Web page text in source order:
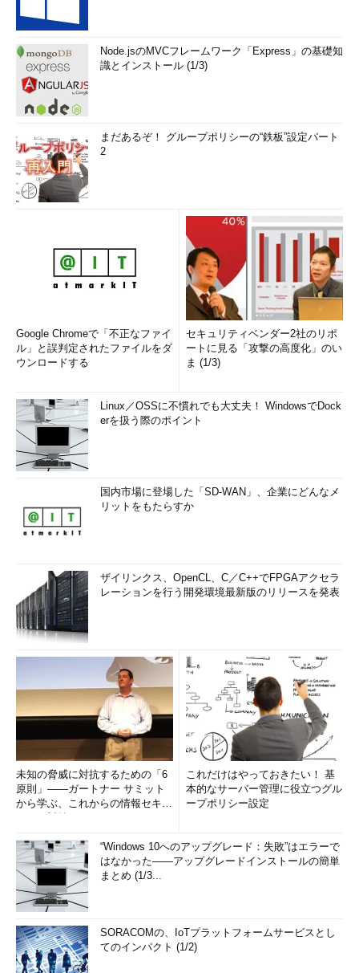
Node.jsのMVCフレームワーク「Express」の基礎知
識とインストール (1/3)
まだあるぞ！ グループポリシーの“鉄板”設定パート
2
Google Chromeで「不正なファイ
ル」と誤判定されたファイルをダ
ウンロードする
セキュリティベンダー2社のリポ
ートに見る「攻撃の高度化」のい
ま (1/3)
Linux／OSSに不慣れでも大丈夫！ WindowsでDock
erを扱う際のポイント
国内市場に登場した「SD-WAN」、企業にどんなメ
リットをもたらすか
ザイリンクス、OpenCL、C／C++でFPGAアクセラ
レーションを行う開発環境最新版のリリースを発表
未知の脅威に対抗するための「6
原則」――ガートナー サミット
から学ぶ、これからの情報セキュ
これだけはやっておきたい！ 基
本的なサーバー管理に役立つグル
ープポリシー設定
“Windows 10へのアップグレード：失敗”はエラーで
はなかった――アップグレードインストールの簡単
まとめ (1/3...
SORACOMの、IoTプラットフォームサービスとし
てのインパクト (1/2)